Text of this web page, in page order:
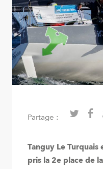
Partage :
Tanguy Le
pris la 2e place de